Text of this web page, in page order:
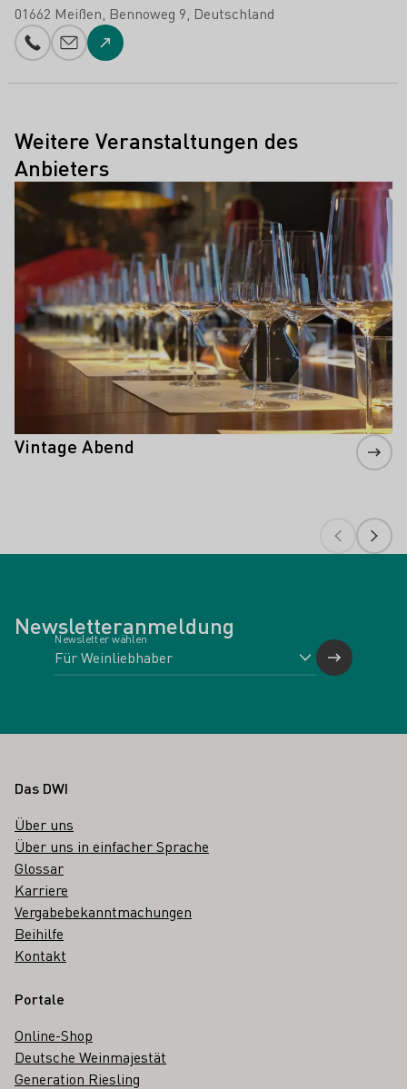
01662 Meißen Bennoweg 9 Deutschland
Telefonnummer
E-Mail-Adresse
Zur Website
Weitere Veranstaltungen des
Anbieters
Vintage Abend
Mehr erfahren
Newsletteranmeldung
Newsletter wählen
Fußbereich
Das DWI
Über uns
Über uns in einfacher Sprache
Glossar
Karriere
Vergabebekanntmachungen
Beihilfe
Kontakt
Portale
Online-Shop
Deutsche Weinmajestät
Generation Riesling